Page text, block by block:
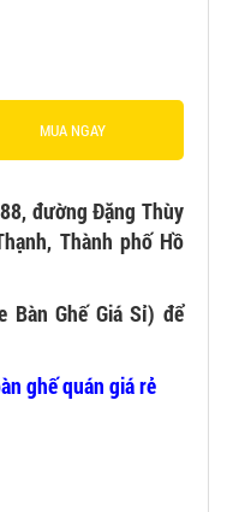
MUA NGAY
đường Đặng Thùy
Thành phố Hồ
Bàn Ghế Giá Sỉ) để
ghế quán giá rẻ